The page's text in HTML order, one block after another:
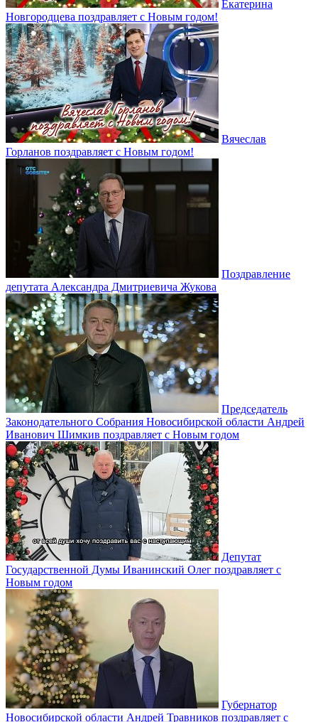
Екатерина
Новгородцева поздравляет с Новым годом!
Вячеслав
Горланов поздравляет с Новым годом!
Поздравление
депутата Александра Дмитриевича Жукова
Председатель
Законодательного Собрания Новосибирской области Андрей
Иванович Шимкив поздравляет с Новым годом
Депутат
Государственной Думы Иванинский Олег поздравляет с
Новым годом
Губернатор
Новосибирской области Андрей Травников поздравляет с